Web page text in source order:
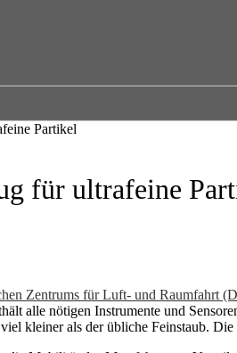
Partikel
für ultrafeine
Zentrums für Luft- und Raumfahrt
alle nötigen Instrumente und
kleiner als der übliche Feinstaub.